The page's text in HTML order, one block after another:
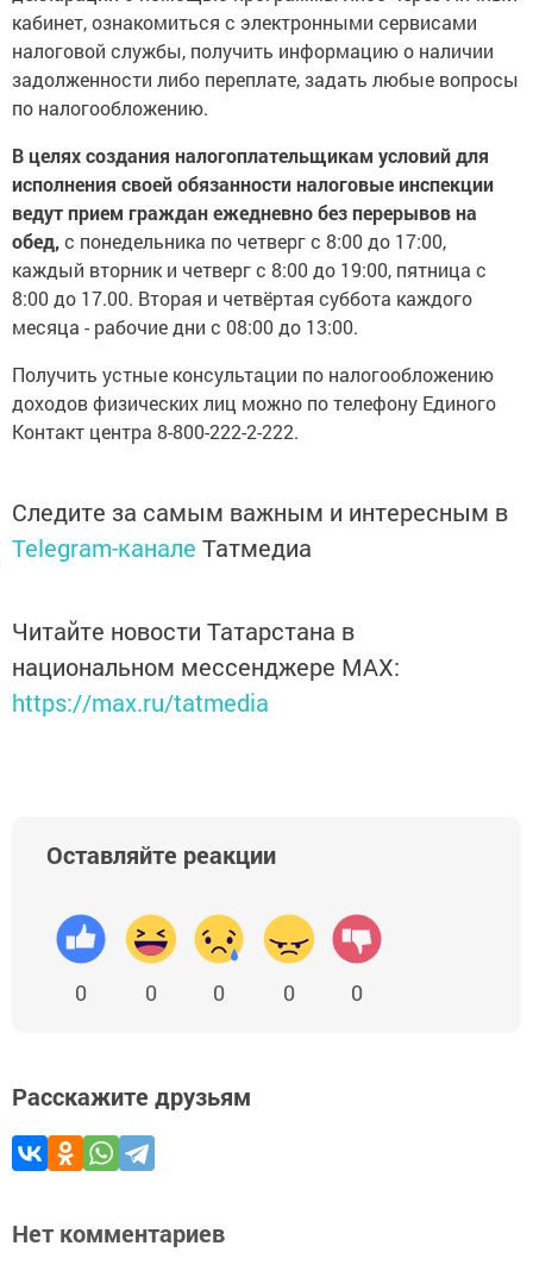
кабинет, ознакомиться с электронными сервисами
налоговой службы, получить информацию о наличии
задолженности либо переплате, задать любые вопросы
по налогообложению.
В целях создания налогоплательщикам условий для
исполнения своей обязанности налоговые инспекции
ведут прием граждан ежедневно без перерывов на
обед,с понедельника по четверг c 8:00 до 17:00,
каждый вторник и четверг с 8:00 до 19:00, пятница с
8:00 до 17.00. Вторая и четвёртая суббота каждого
месяца - рабочие дни с 08:00 до 13:00.
Получить устные консультации по налогообложению
доходов физических лиц можно по телефону Единого
Контакт центра 8-800-222-2-222.
Следите за самым важным и интересным в
Telegram-канале Татмедиа
Читайте новости Татарстана в
национальном мессенджере MАХ:
https://max.ru/tatmedia
Оставляйте реакции
0 0 0 0 0
Расскажите друзьям
Нет комментариев